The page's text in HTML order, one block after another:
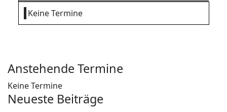
Keine Termine
Anstehende Termine
Keine Termine
Neueste Beiträge